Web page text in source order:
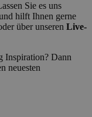
Sie es uns
hilft Ihnen gerne
über unseren Live-
Inspiration? Dann
neuesten